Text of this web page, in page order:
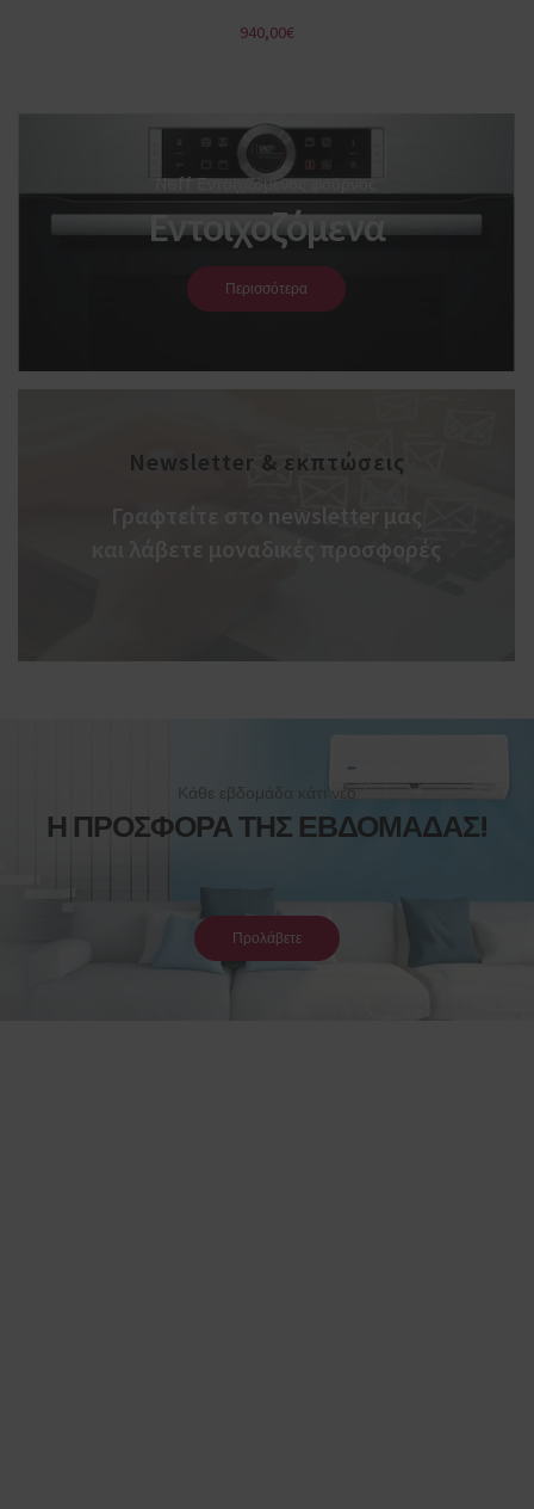
940,00€
Neff Εντοιχιζόμενος φούρνος
Εντοιχοζόμενα
Περισσότερα
Νewsletter & εκπτώσεις
Γραφτείτε στο newsletter μας
και λάβετε μοναδικές προσφορές
Κάθε εβδομάδα κάτι νέο
Η ΠΡΟΣΦΟΡΆ ΤΗΣ ΕΒΔΟΜΆΔΑΣ!
Προλάβετε